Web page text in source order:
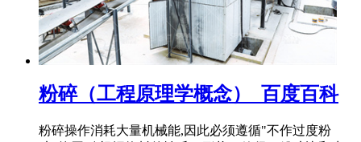
粉碎（工程原理学概念）_百度百科
粉碎操作消耗大量机械能,因此必须遵循"不作过度粉